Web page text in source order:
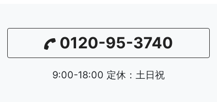
0120-95-3740
9:00-18:00 定休：土日祝